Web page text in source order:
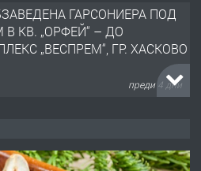
ГАРСОНИЕРА ПОД
В КВ. „ОРФЕЙ“ – ДО
„ВЕСПРЕМ“, ГР. ХАСКОВО
преди 4 дни
В ЦЕНТЪРА НА ГР.